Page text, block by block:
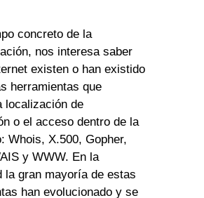
concreto de la
nos interesa saber
existen o han existido
herramientas que
localización de
o el acceso dentro de la
Whois, X.500, Gopher,
y WWW. En la
la gran mayoría de estas
han evolucionado y se